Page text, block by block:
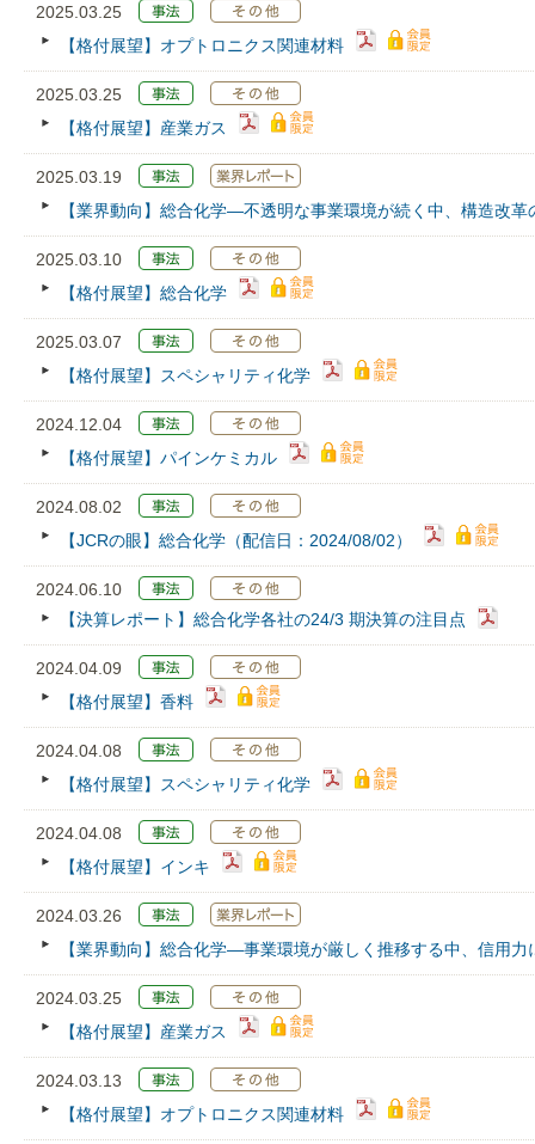
2025.03.25
【格付展望】オプトロニクス関連材料
2025.03.25
【格付展望】産業ガス
2025.03.19
【業界動向】総合化学―不透明な事業環境が続く中、構造改
2025.03.10
【格付展望】総合化学
2025.03.07
【格付展望】スペシャリティ化学
2024.12.04
【格付展望】パインケミカル
2024.08.02
【JCRの眼】総合化学（配信日：2024/08/02）
2024.06.10
【決算レポート】総合化学各社の24/3 期決算の注目点
2024.04.09
【格付展望】香料
2024.04.08
【格付展望】スペシャリティ化学
2024.04.08
【格付展望】インキ
2024.03.26
【業界動向】総合化学―事業環境が厳しく推移する中、信用
2024.03.25
【格付展望】産業ガス
2024.03.13
【格付展望】オプトロニクス関連材料